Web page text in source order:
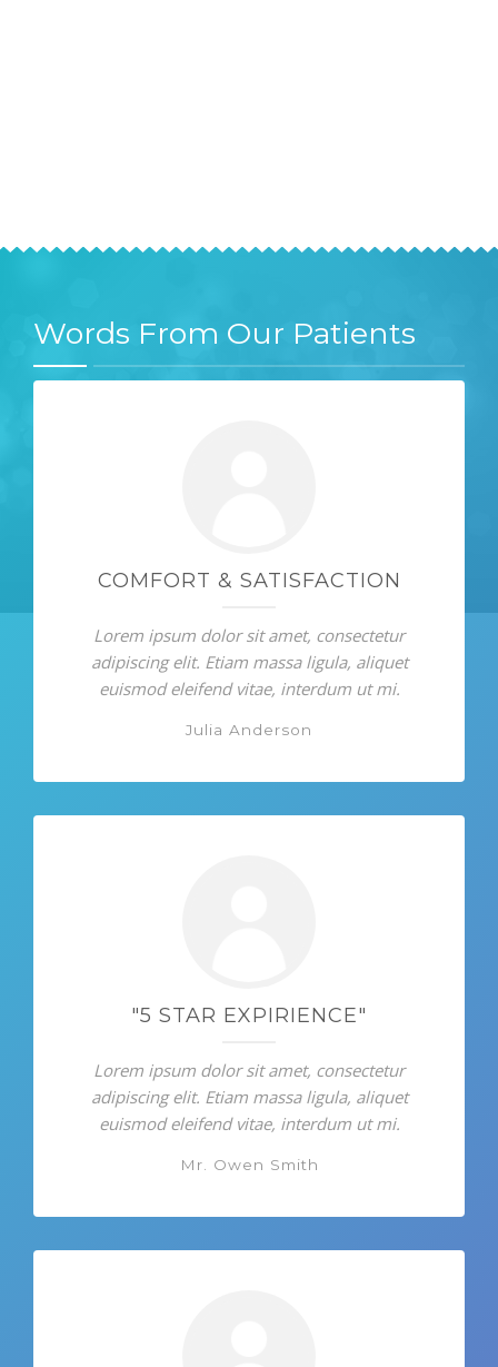
Words From Our Patients
COMFORT & SATISFACTION
Lorem ipsum dolor sit amet, consectetur
adipiscing elit. Etiam massa ligula, aliquet
euismod eleifend vitae, interdum ut mi.
Julia Anderson
"5 STAR EXPIRIENCE"
Lorem ipsum dolor sit amet, consectetur
adipiscing elit. Etiam massa ligula, aliquet
euismod eleifend vitae, interdum ut mi.
Mr. Owen Smith